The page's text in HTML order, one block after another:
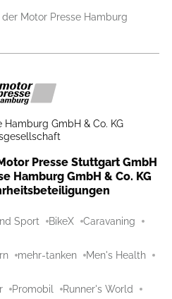
Motor Presse Hamburg
Hamburg GmbH & Co. KG
Presse Stuttgart GmbH
Hamburg GmbH & Co. KG
Sport BikeX Caravaning
mehr-tanken Men's Health
Promobil Runner's World